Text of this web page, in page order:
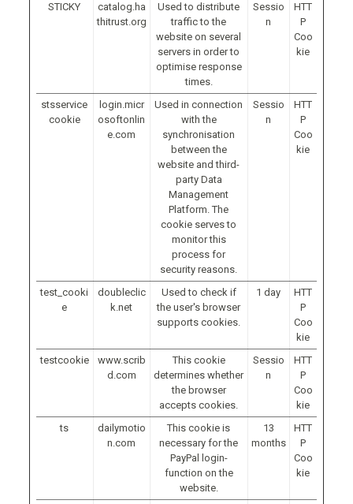
STICKY
catalog.ha
thitrust.org
Used to distribute
traffic to the
website on several
servers in order to
optimise response
times.
Sessio
n
HTT
P
Coo
kie
stsservice
cookie
login.micr
osoftonlin
e.com
Used in connection
with the
synchronisation
between the
website and third-
party Data
Management
Platform. The
cookie serves to
monitor this
process for
security reasons.
Sessio
n
HTT
P
Coo
kie
test_cooki
e
doubleclic
k.net
Used to check if
the user's browser
supports cookies.
1 day
HTT
P
Coo
kie
testcookie
www.scrib
d.com
This cookie
determines whether
the browser
accepts cookies.
Sessio
n
HTT
P
Coo
kie
ts
dailymotio
n.com
This cookie is
necessary for the
PayPal login-
function on the
website.
13
months
HTT
P
Coo
kie